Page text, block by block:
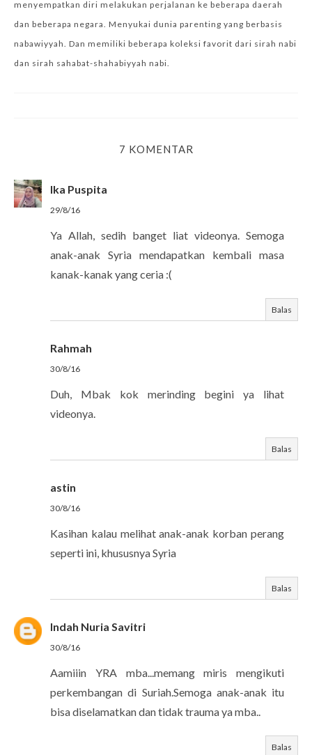
menyempatkan diri melakukan perjalanan ke beberapa daerah
dan beberapa negara. Menyukai dunia parenting yang berbasis
nabawiyyah. Dan memiliki beberapa koleksi favorit dari sirah nabi
dan sirah sahabat-shahabiyyah nabi.
7 KOMENTAR
Ika Puspita
29/8/16
Ya Allah, sedih banget liat videonya. Semoga
anak-anak Syria mendapatkan kembali masa
kanak-kanak yang ceria :(
Balas
Rahmah
30/8/16
Duh, Mbak kok merinding begini ya lihat
videonya.
Balas
astin
30/8/16
Kasihan kalau melihat anak-anak korban perang
seperti ini, khususnya Syria
Balas
Indah Nuria Savitri
30/8/16
Aamiiin YRA mba...memang miris mengikuti
perkembangan di Suriah.Semoga anak-anak itu
bisa diselamatkan dan tidak trauma ya mba..
Balas